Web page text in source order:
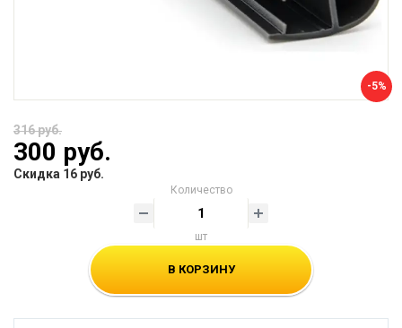
-5%
316 руб.
300 руб.
Скидка 16 руб.
Количество
шт
В КОРЗИНУ